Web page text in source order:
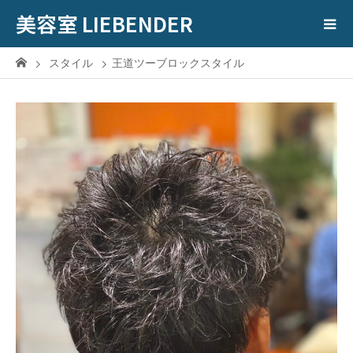
美容室 LIEBENDER
スタイル 王道ツーブロックスタイル